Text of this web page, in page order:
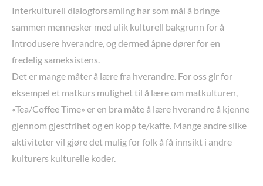
Interkulturell dialogforsamling har som mål å bringe
sammen mennesker med ulik kulturell bakgrunn for å
introdusere hverandre, og dermed åpne dører for en
fredelig sameksistens.
Det er mange måter å lære fra hverandre. For oss gir for
eksempel et matkurs mulighet til å lære om matkulturen,
«Tea/Coffee Time» er en bra måte å lære hverandre å kjenne
gjennom gjestfrihet og en kopp te/kaffe. Mange andre slike
aktiviteter vil gjøre det mulig for folk å få innsikt i andre
kulturers kulturelle koder.